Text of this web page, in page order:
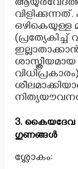
ഒഴികെയുള്ള
3. കൈയദേവ
ഗുണങ്ങൾ
ശ്ലോകം: